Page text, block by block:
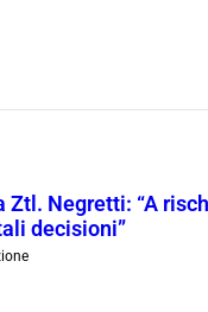
Ztl. Negretti: “A
decisioni”